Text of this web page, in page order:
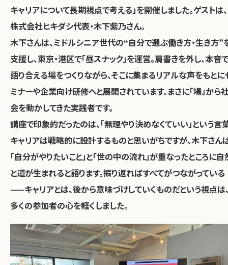
キャリアについて長期視点で考える」を開催しました。ゲストは、
株式会社ヒキダシ代表・木下紫乃さん。
木下さんは、ミドルシニア世代の“自分で選ぶ働き方・生き方”
支援し、東京・港区で「昼スナック」を運営。肩書きを外し、本音で
語り合える場をつくりながら、そこに集まるリアルな声をもとに
ミナーや企業向け研修へと展開されています。まさに「場」から
会を動かしてきた実践者です。
講座で印象的だったのは、「無理やり決めなくていい」という言
キャリアは戦略的に設計するものと思いがちですが、木下さん
「自分がやりたいこと」と「世の中の流れ」が重なったところに自
と道が生まれると語ります。振り返ればすべてがつながっている
——キャリアとは、後から意味づけしていくものだという視点は
多くの参加者の心を軽くしました。